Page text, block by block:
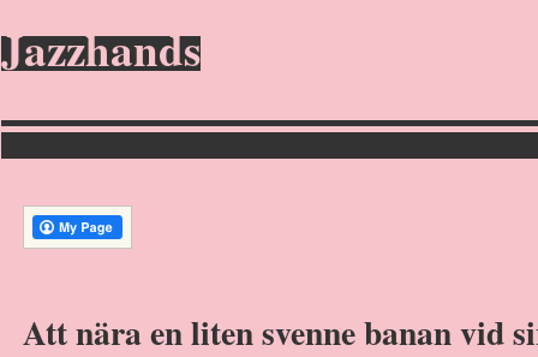
Jazzhands
Att nära en liten svenne banan vid